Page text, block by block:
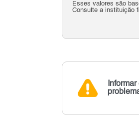
Esses valores são
Consulte a instituição